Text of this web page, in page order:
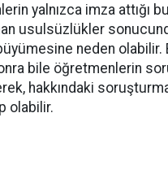
yalnızca imza attığı bu
usulsüzlükler
büyümesine neden olabilir.
bile öğretmenlerin
hakkındaki
olabilir.